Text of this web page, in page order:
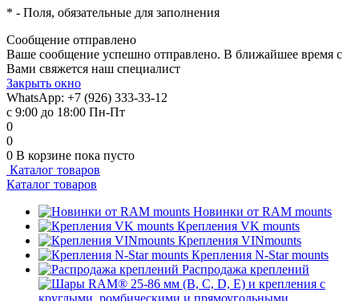
* - Поля, обязательные для заполнения
Сообщение отправлено
Ваше сообщение успешно отправлено. В ближайшее время с
Вами свяжется наш специалист
Закрыть окно
WhatsApp: +7 (926) 333-33-12
с 9:00 до 18:00 Пн-Пт
0
0
0 В корзине пока пусто
Каталог товаров
Каталог товаров
Новинки от RAM mounts
Крепления VK mounts
Крепления VINmounts
Крепления N-Star mounts
Распродажа креплений